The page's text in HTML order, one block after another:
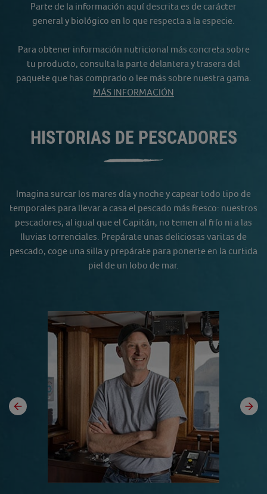
Parte de la información aquí descrita es de carácter
general y biológico en lo que respecta a la especie.
Para obtener información nutricional más concreta sobre
tu producto, consulta la parte delantera y trasera del
paquete que has comprado o lee más sobre nuestra gama.
MÁS INFORMACIÓN
HISTORIAS DE PESCADORES
Imagina surcar los mares día y noche y capear todo tipo de
temporales para llevar a casa el pescado más fresco: nuestros
pescadores, al igual que el Capitán, no temen al frío ni a las
lluvias torrenciales. Prepárate unas deliciosas varitas de
pescado, coge una silla y prepárate para ponerte en la curtida
piel de un lobo de mar.